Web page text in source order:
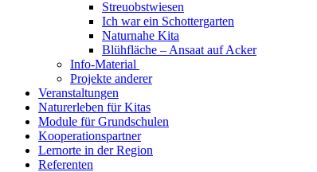
Streuobstwiesen
Ich war ein Schottergarten
Naturnahe Kita
Blühfläche – Ansaat auf Acker
Info-Material
Projekte anderer
Veranstaltungen
Naturerleben für Kitas
Module für Grundschulen
Kooperationspartner
Lernorte in der Region
Referenten